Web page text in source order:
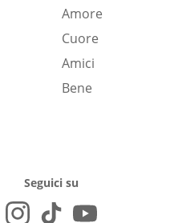
Amore
Cuore
Amici
Bene
Seguici su